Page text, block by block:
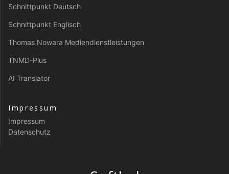
Schnittpunkt Deutsch
Schnittpunkt Englisch
Thomas Nowara Mediendienstleistungen
TNMD-Plus
AI Translator
Impressum
Impressum
Datenschutz